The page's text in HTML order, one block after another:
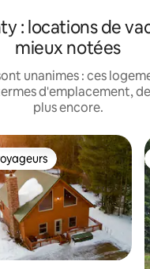
: locations de
mieux notées
unanimes : ces
d'emplacement,
plus encore.